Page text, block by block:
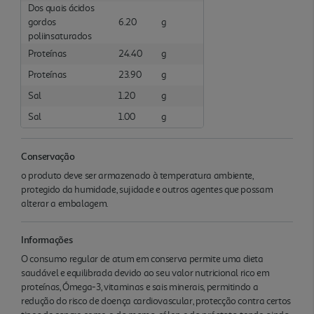
Dos quais ácidos
gordos
poliinsaturados
6.20 g
Proteínas 24.40
g
Proteínas
23.90
g
Sal
1.20
g
Sal
1.00 g
Conservação
o produto deve ser armazenado à temperatura ambiente,
protegido da humidade, sujidade e outros agentes que possam
alterar a embalagem.
Informações
O consumo regular de atum em conserva permite uma dieta
saudável e equilibrada devido ao seu valor nutricional rico em
proteínas, Ómega-3, vitaminas e sais minerais, permitindo a
redução do risco de doença cardiovascular, protecção contra certos